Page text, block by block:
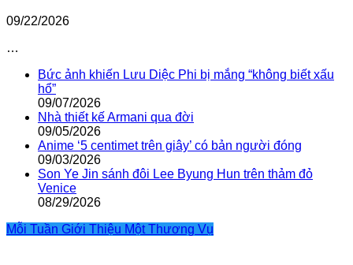
09/22/2026
…
Bức ảnh khiến Lưu Diệc Phi bị mắng “không biết xấu
hổ”
09/07/2026
Nhà thiết kế Armani qua đời
09/05/2026
Anime ‘5 centimet trên giây’ có bản người đóng
09/03/2026
Son Ye Jin sánh đôi Lee Byung Hun trên thảm đỏ
Venice
08/29/2026
Mỗi Tuần Giới Thiệu Một Thương Vụ